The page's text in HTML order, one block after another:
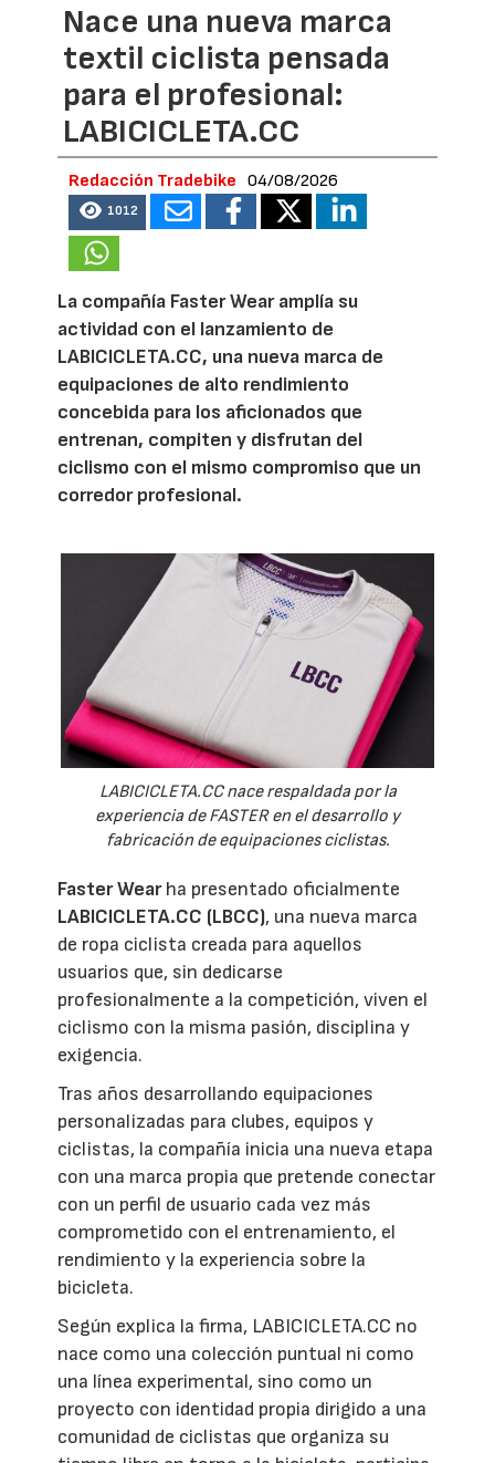
Nace una nueva marca
textil ciclista pensada
para el profesional:
LABICICLETA.CC
Redacción Tradebike 04/08/2026
1012
La compañía Faster Wear amplía su
actividad con el lanzamiento de
LABICICLETA.CC, una nueva marca de
equipaciones de alto rendimiento
concebida para los aficionados que
entrenan, compiten y disfrutan del
ciclismo con el mismo compromiso que un
corredor profesional.
LABICICLETA.CC nace respaldada por la
experiencia de FASTER en el desarrollo y
fabricación de equipaciones ciclistas.
Faster Wearha presentado oficialmente
LABICICLETA.CC (LBCC), una nueva marca
de ropa ciclista creada para aquellos
usuarios que, sin dedicarse
profesionalmente a la competición, viven el
ciclismo con la misma pasión, disciplina y
exigencia.
Tras años desarrollando equipaciones
personalizadas para clubes, equipos y
ciclistas, la compañía inicia una nueva etapa
con una marca propia que pretende conectar
con un perfil de usuario cada vez más
comprometido con el entrenamiento, el
rendimiento y la experiencia sobre la
bicicleta.
Según explica la firma, LABICICLETA.CC no
nace como una colección puntual ni como
una línea experimental, sino como un
proyecto con identidad propia dirigido a una
comunidad de ciclistas que organiza su